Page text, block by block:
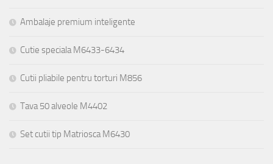
Ambalaje premium inteligente
Cutie speciala M6433-6434
Cutii pliabile pentru torturi M856
Tava 50 alveole M4402
Set cutii tip Matriosca M6430